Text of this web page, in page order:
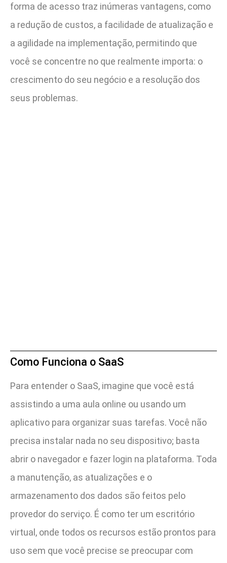
forma de acesso traz inúmeras vantagens, como
a redução de custos, a facilidade de atualização e
a agilidade na implementação, permitindo que
você se concentre no que realmente importa: o
crescimento do seu negócio e a resolução dos
seus problemas.
Como Funciona o SaaS
Para entender o SaaS, imagine que você está
assistindo a uma aula online ou usando um
aplicativo para organizar suas tarefas. Você não
precisa instalar nada no seu dispositivo; basta
abrir o navegador e fazer login na plataforma. Toda
a manutenção, as atualizações e o
armazenamento dos dados são feitos pelo
provedor do serviço. É como ter um escritório
virtual, onde todos os recursos estão prontos para
uso sem que você precise se preocupar com